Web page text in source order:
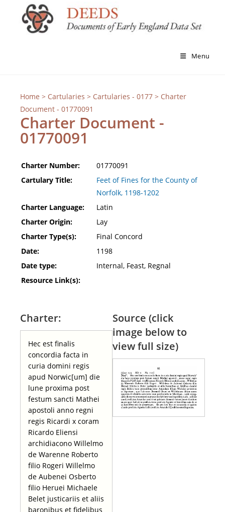
Menu
Home > Cartularies > Cartularies - 0177> Charter
Document - 01770091
Charter Document -
01770091
Charter Number:
01770091
Cartulary Title:
Feet of Fines for the County of
Norfolk, 1198-1202
Charter Language:
Latin
Charter Origin:
Lay
Charter Type(s):
Final Concord
Date:
1198
Date type:
Internal, Feast, Regnal
Resource Link(s):
Charter:
Hec est finalis
concordia facta in
curia domini regis
apud Norwic[um] die
lune proxima post
festum sancti Mathei
apostoli anno regni
regis Ricardi x coram
Ricardo Eliensi
archidiacono Willelmo
de Warenne Roberto
filio Rogeri Willelmo
de Aubenei Osberto
filio Heruei Michaele
Belet justicariis et aliis
baronibus et fidelibus
Source (click
image below to
view full size)